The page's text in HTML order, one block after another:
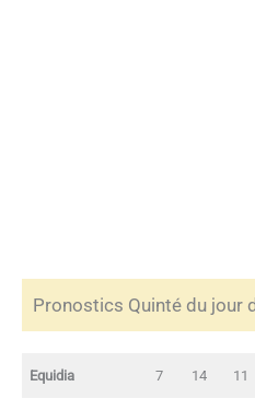
Pronostics Quinté du jour
Equidia 7 14 11